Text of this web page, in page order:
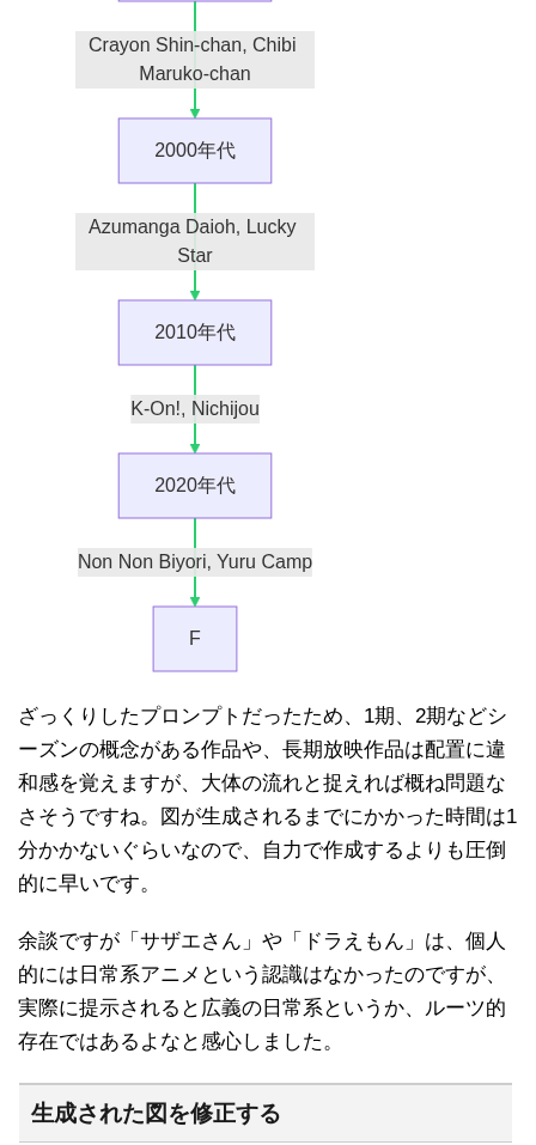
ざっくりしたプロンプトだったため、1期、2期などシ
ーズンの概念がある作品や、長期放映作品は配置に違
和感を覚えますが、大体の流れと捉えれば概ね問題な
さそうですね。図が生成されるまでにかかった時間は1
分かかないぐらいなので、自力で作成するよりも圧倒
的に早いです。
余談ですが「サザエさん」や「ドラえもん」は、個人
的には日常系アニメという認識はなかったのですが、
実際に提示されると広義の日常系というか、ルーツ的
存在ではあるよなと感心しました。
生成された図を修正する